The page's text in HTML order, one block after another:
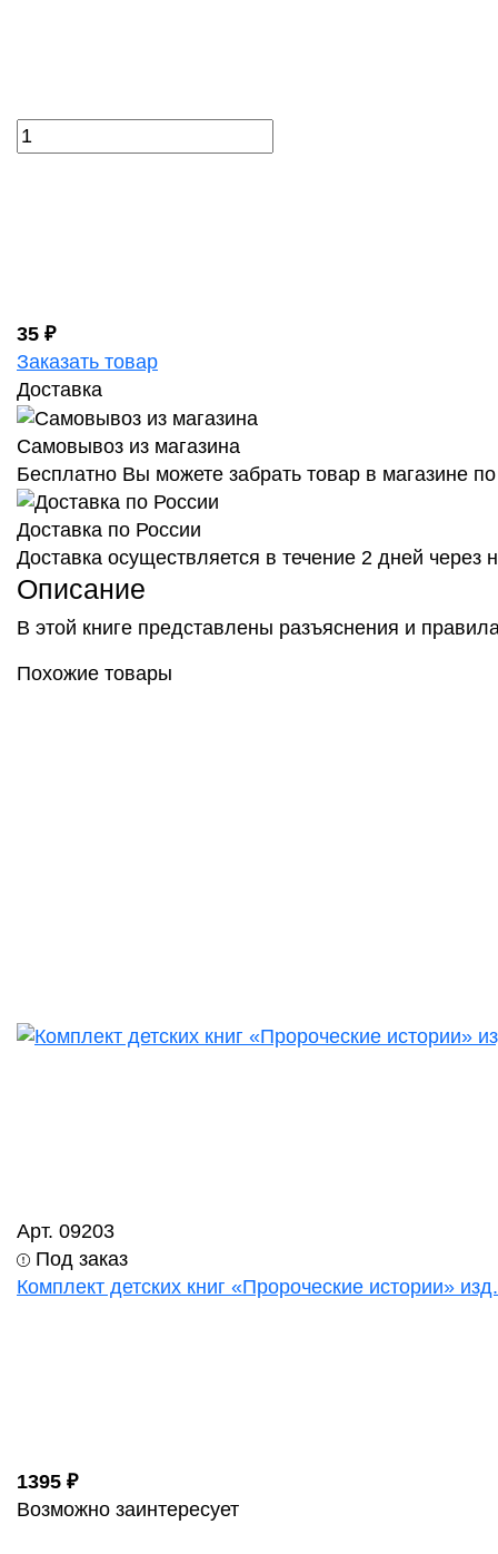
35 ₽
Заказать товар
Доставка
Самовывоз из магазина
Бесплатно Вы можете забрать товар в магазине
Доставка по России
Доставка осуществляется в течение 2 дней
Описание
В этой книге представлены разъяснения и
Похожие товары
Арт. 09203
Под заказ
Комплект детских книг «Пророческие истории»
1395 ₽
Возможно заинтересует